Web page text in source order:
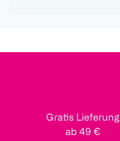
Gratis Lieferung
ab 49 €